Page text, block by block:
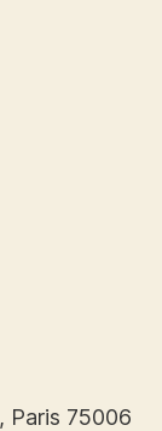
Paris 75006